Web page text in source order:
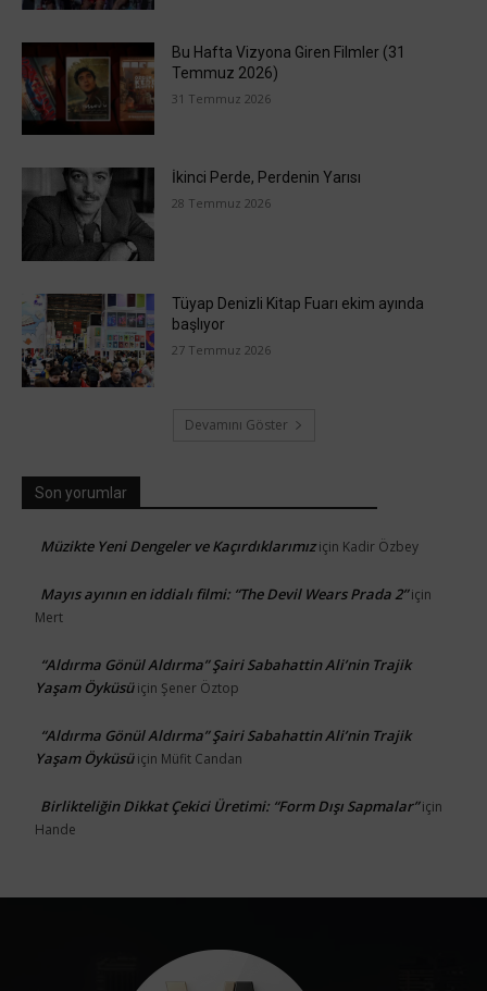
Bu Hafta Vizyona Giren Filmler (31
Temmuz 2026)
31 Temmuz 2026
İkinci Perde, Perdenin Yarısı
28 Temmuz 2026
Tüyap Denizli Kitap Fuarı ekim ayında
başlıyor
27 Temmuz 2026
Devamını Göster
Son yorumlar
Müzikte Yeni Dengeler ve Kaçırdıklarımıziçin Kadir Özbey
Mayıs ayının en iddialı filmi: “The Devil Wears Prada 2”için
Mert
“Aldırma Gönül Aldırma” Şairi Sabahattin Ali’nin Trajik
Yaşam Öyküsüiçin Şener Öztop
“Aldırma Gönül Aldırma” Şairi Sabahattin Ali’nin Trajik
Yaşam Öyküsüiçin Müfit Candan
Birlikteliğin Dikkat Çekici Üretimi: “Form Dışı Sapmalar”için
Hande